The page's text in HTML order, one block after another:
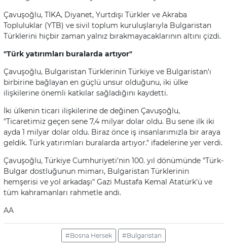
Çavuşoğlu, TİKA, Diyanet, Yurtdışı Türkler ve Akraba
Topluluklar (YTB) ve sivil toplum kuruluşlarıyla Bulgaristan
Türklerini hiçbir zaman yalnız bırakmayacaklarının altını çizdi.
"Türk yatırımları buralarda artıyor"
Çavuşoğlu, Bulgaristan Türklerinin Türkiye ve Bulgaristan'ı
birbirine bağlayan en güçlü unsur olduğunu, iki ülke
ilişkilerine önemli katkılar sağladığını kaydetti.
İki ülkenin ticari ilişkilerine de değinen Çavuşoğlu,
"Ticaretimiz geçen sene 7,4 milyar dolar oldu. Bu sene ilk iki
ayda 1 milyar dolar oldu. Biraz önce iş insanlarımızla bir araya
geldik. Türk yatırımları buralarda artıyor." ifadelerine yer verdi.
Çavuşoğlu, Türkiye Cumhuriyeti'nin 100. yıl dönümünde "Türk-
Bulgar dostluğunun mimarı, Bulgaristan Türklerinin
hemşerisi ve yol arkadaşı" Gazi Mustafa Kemal Atatürk'ü ve
tüm kahramanları rahmetle andı.
AA
#Bosna Hersek #Bulgaristan